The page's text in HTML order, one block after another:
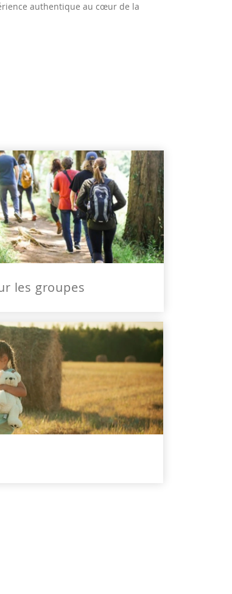
authentique au cœur de la
les groupes